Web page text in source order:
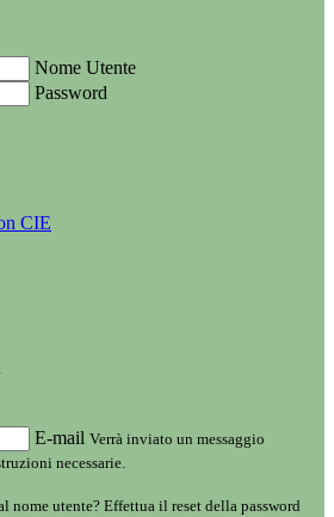
Nome Utente
Password
CIE
E-mail Verrà inviato un messaggio
necessarie.
nome utente? Effettua il reset della password